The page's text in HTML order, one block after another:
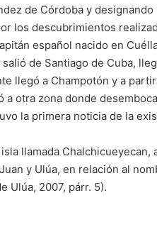
de Córdoba y
los descubrimientos
español nacido en
de Santiago de Cuba,
llegó a Champotón y a
otra zona donde
la primera noticia de la
llamada Chalchicueyecan,
y Ulúa, en relación al
Ulúa, 2007, párr. 5).